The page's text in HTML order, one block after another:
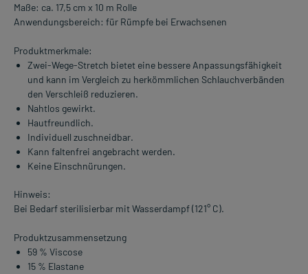
Maße: ca. 17,5 cm x 10 m Rolle
Anwendungsbereich: für Rümpfe bei Erwachsenen
Produktmerkmale:
Zwei-Wege-Stretch bietet eine bessere Anpassungsfähigkeit
und kann im Vergleich zu herkömmlichen Schlauchverbänden
den Verschleiß reduzieren.
Nahtlos gewirkt.
Hautfreundlich.
Individuell zuschneidbar.
Kann faltenfrei angebracht werden.
Keine Einschnürungen.
Hinweis:
Bei Bedarf sterilisierbar mit Wasserdampf (121° C).
Produktzusammensetzung
59 % Viscose
15 % Elastane